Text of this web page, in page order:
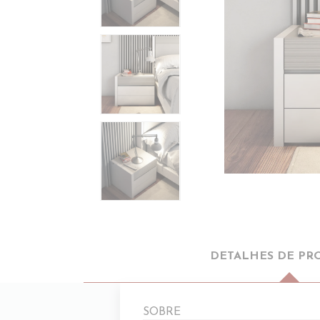
DETALHES DE
SOBRE